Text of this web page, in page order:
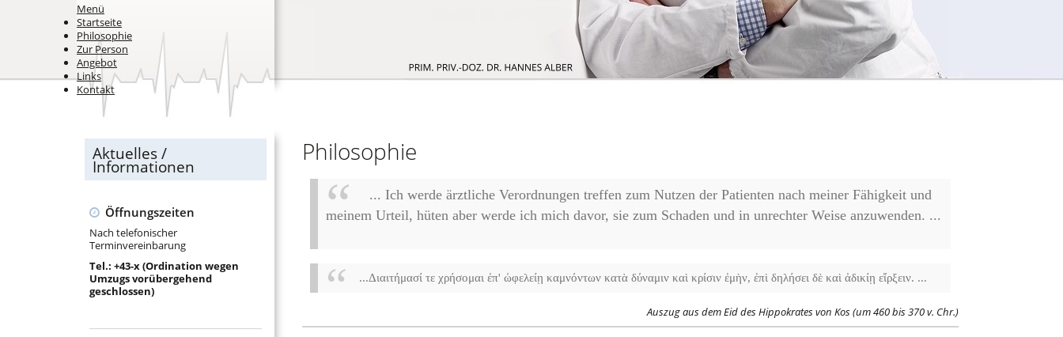
Menü
Startseite
Philosophie
Zur Person
Angebot
Links
Kontakt
Aktuelles /
Informationen
Öffnungszeiten
Nach telefonischer
Terminvereinbarung
Tel.: +43-x (Ordination wegen
Umzugs vorübergehend
geschlossen)
Philosophie
... Ich werde ärztliche Verordnungen treffen zum Nutzen der Patienten nach meiner Fähigkeit und
meinem Urteil, hüten aber werde ich mich davor, sie zum Schaden und in unrechter Weise anzuwenden. ...
...Διαιτήμασί τε χρήσομαι ἐπ' ὠφελείῃ καμνόντων κατὰ δύναμιν καὶ κρίσιν ἐμὴν, ἐπὶ δηλήσει δὲ καὶ ἀδικίῃ εἴρξειν. ...
Auszug aus dem Eid des Hippokrates von Kos (um 460 bis 370 v. Chr.)